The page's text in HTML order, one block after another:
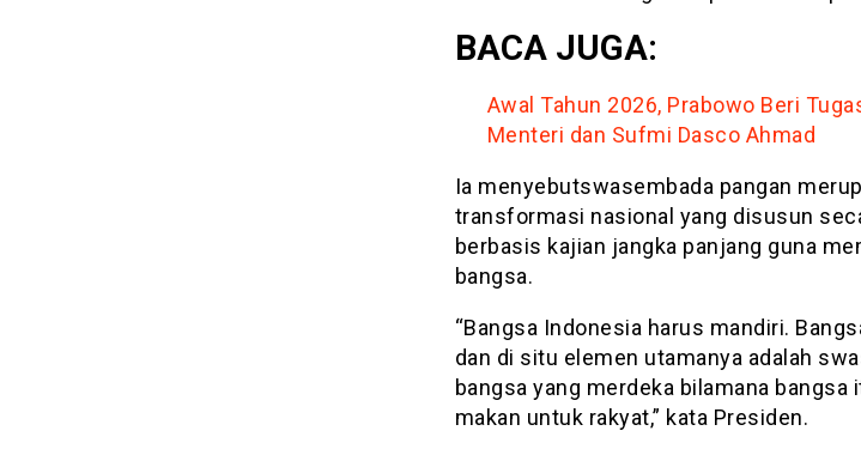
BACA JUGA:
Awal Tahun 2026, Prabowo Beri
Menteri dan Sufmi Dasco Ahmad
Ia menyebutswasembada pangan
transformasi nasional yang disusun
berbasis kajian jangka panjang guna
bangsa.
“Bangsa Indonesia harus mandiri.
dan di situ elemen utamanya adalah
bangsa yang merdeka bilamana
makan untuk rakyat,” kata Presiden.